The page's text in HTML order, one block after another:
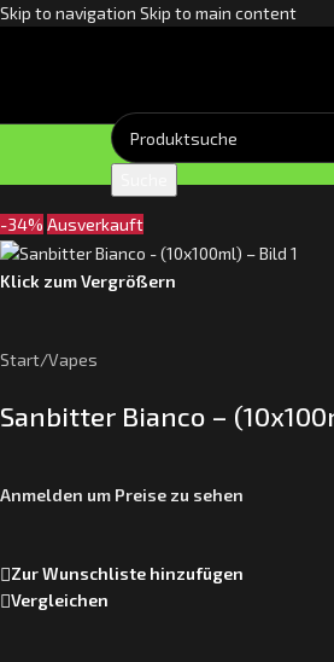
Skip to navigation Skip to main content
-34% Ausverkauft
Klick zum Vergrößern
Start/Vapes
Sanbitter Bianco –
Anmelden um Preise zu sehen
Zur Wunschliste hinzufügen
Vergleichen